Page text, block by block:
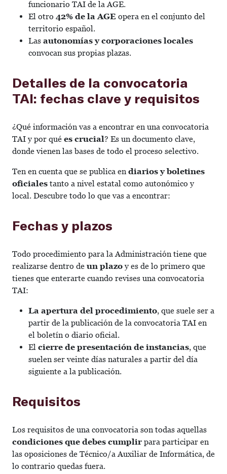
funcionario TAI de la AGE.
El otro 42% de la AGE opera en el conjunto del
territorio español.
Las autonomías y corporaciones locales
convocan sus propias plazas.
Detalles de la convocatoria
TAI: fechas clave y requisitos
¿Qué información vas a encontrar en una convocatoria
TAI y por qué es crucial? Es un documento clave,
donde vienen las bases de todo el proceso selectivo.
Ten en cuenta que se publica en diarios y boletines
oficiales tanto a nivel estatal como autonómico y
local. Descubre todo lo que vas a encontrar:
Fechas y plazos
Todo procedimiento para la Administración tiene que
realizarse dentro de un plazoy es de lo primero que
tienes que enterarte cuando revises una convocatoria
TAI:
La apertura del procedimiento, que suele ser a
partir de la publicación de la convocatoria TAI en
el boletín o diario oficial.
El cierre de presentación de instancias, que
suelen ser veinte días naturales a partir del día
siguiente a la publicación.
Requisitos
Los requisitos de una convocatoria son todas aquellas
condiciones que debes cumplir para participar en
las oposiciones de Técnico/a Auxiliar de Informática, de
lo contrario quedas fuera.